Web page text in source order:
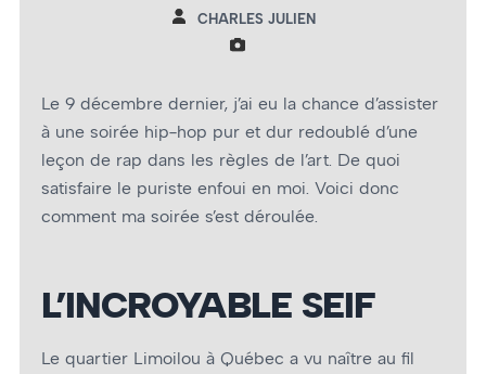
CHARLES JULIEN
Le 9 décembre dernier, j’ai eu la chance d’assister
à une soirée hip-hop pur et dur redoublé d’une
leçon de rap dans les règles de l’art. De quoi
satisfaire le puriste enfoui en moi. Voici donc
comment ma soirée s’est déroulée.
L’INCROYABLE SEIF
Le quartier Limoilou à Québec a vu naître au fil